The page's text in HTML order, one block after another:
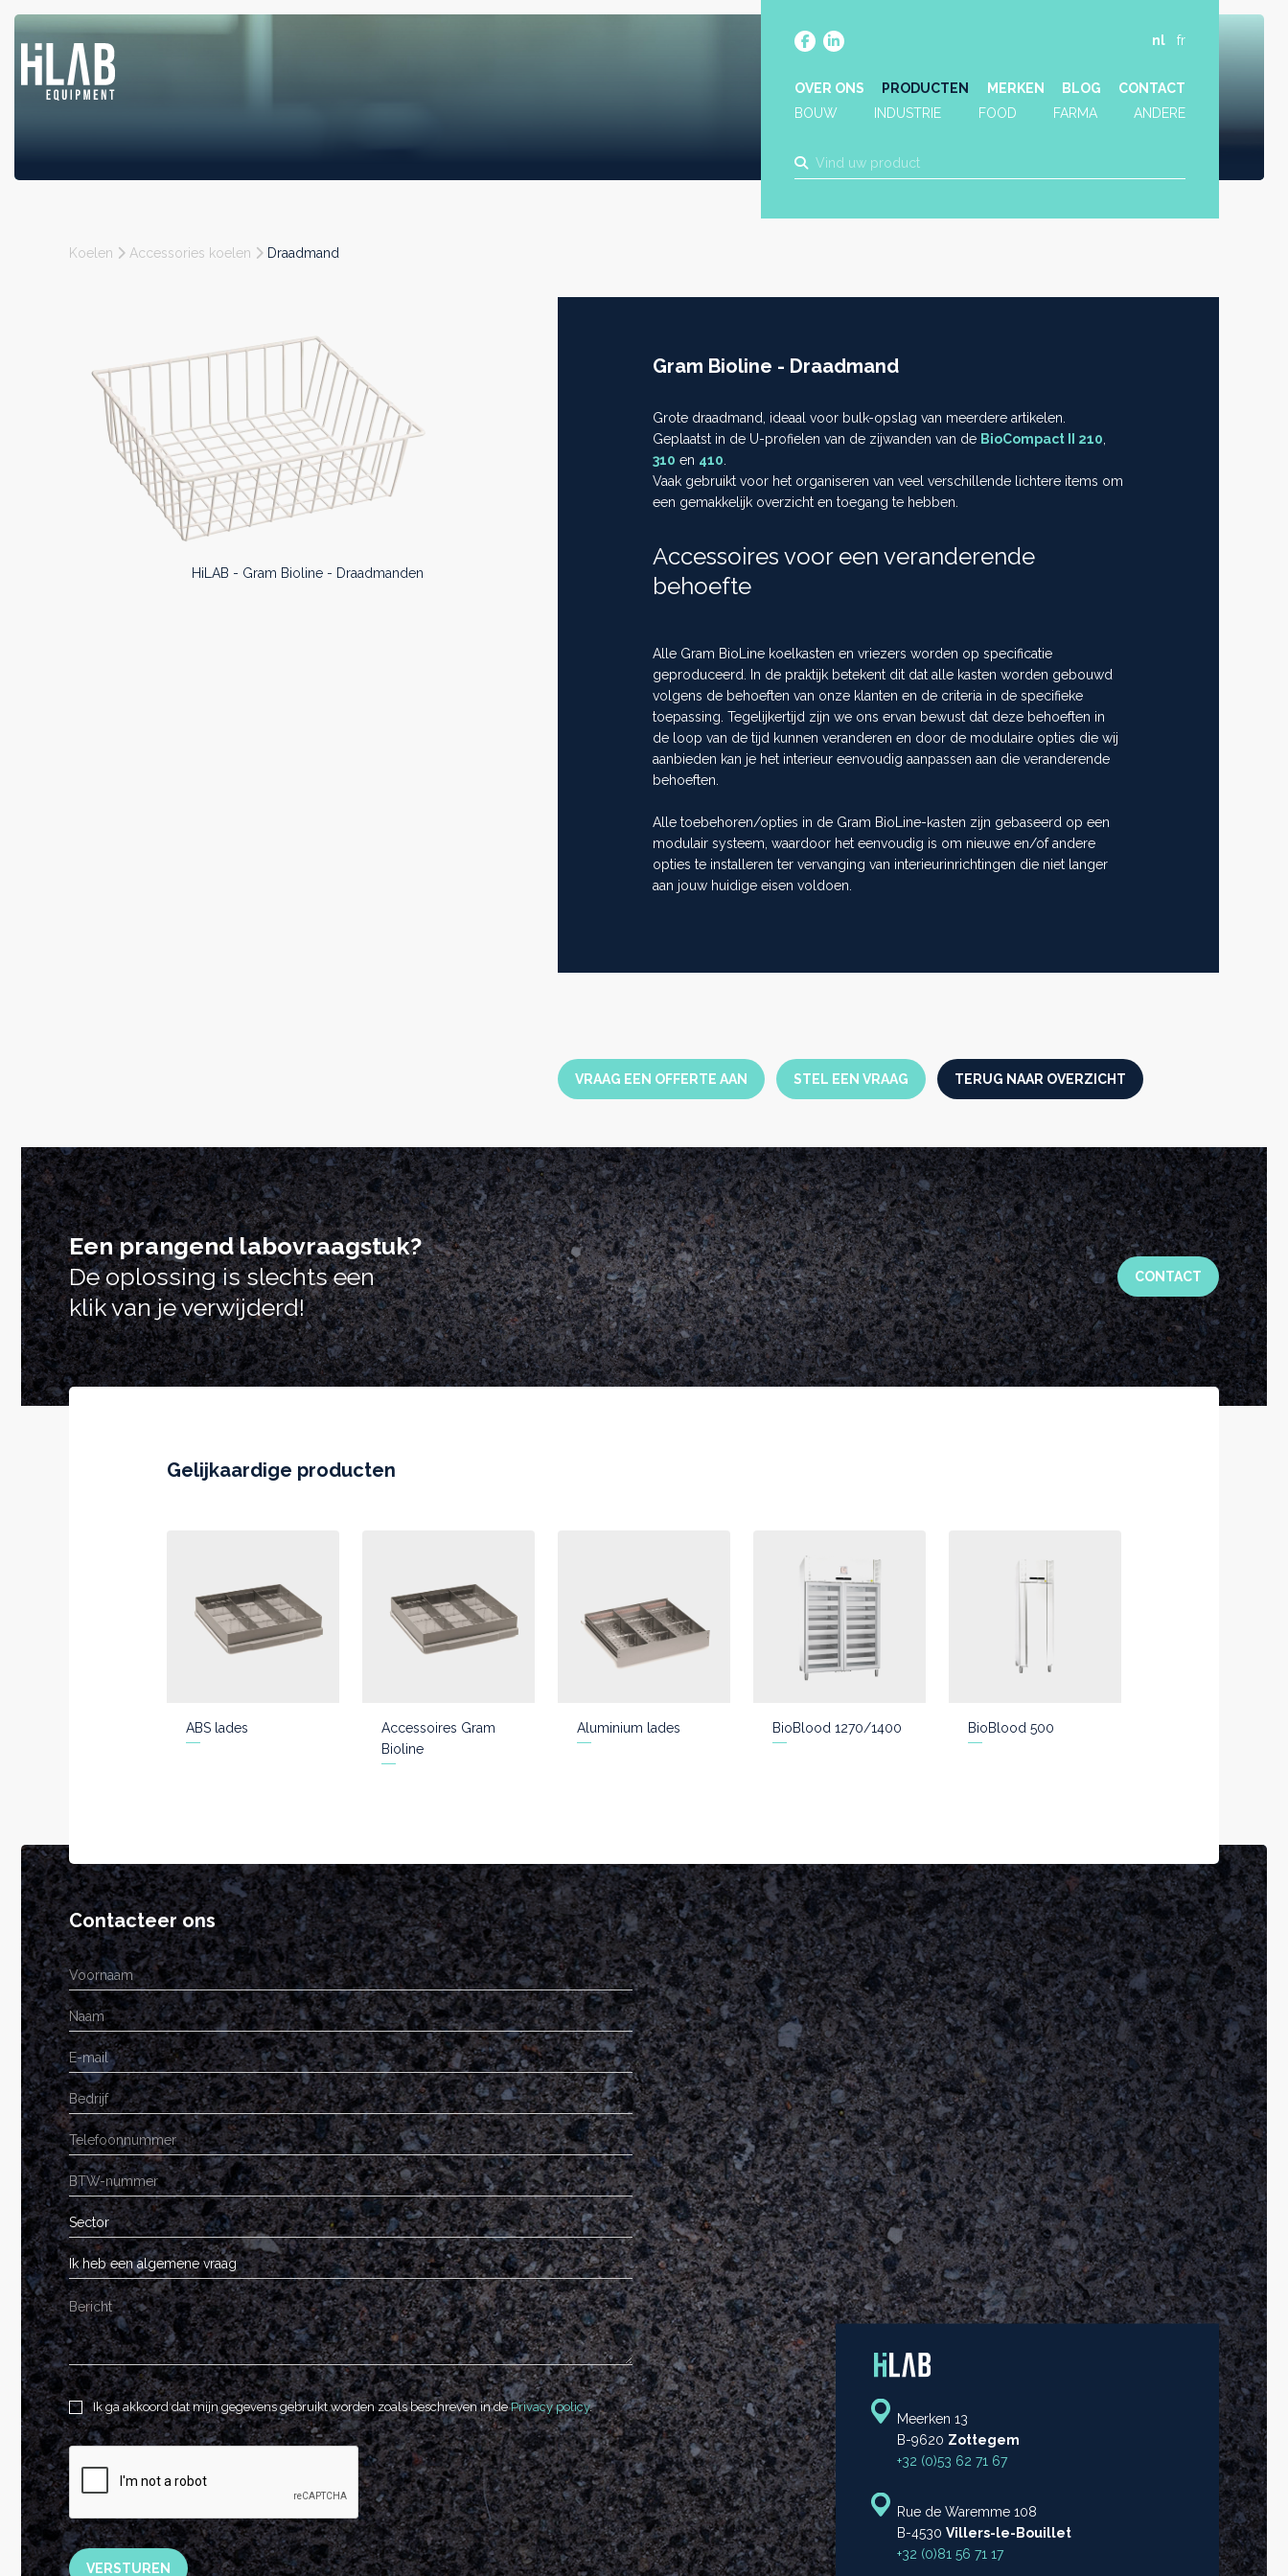
nl fr
OVER ONS PRODUCTEN MERKEN BLOG
CONTACT
BOUW
INDUSTRIE FOOD FARMA ANDERE
Koelen Accessories koelen Draadmand
HiLAB - Gram Bioline - Draadmanden
Gram Bioline - Draadmand
Grote draadmand, ideaal voor bulk-opslag van meerdere artikelen.
Geplaatst in de U-profielen van de zijwanden van de BioCompact II 210
310 en 410
Vaak gebruikt voor het organiseren van veel verschillende lichtere items om
een gemakkelijk overzicht en toegang te hebben.
Accessoires voor een veranderende
behoefte
Alle Gram BioLine koelkasten en vriezers worden op specificatie
geproduceerd. In de praktijk betekent dit dat alle kasten worden gebouwd
volgens de behoeften van onze klanten en de criteria in de specifieke
toepassing. Tegelijkertijd zijn we ons ervan bewust dat deze behoeften in
de loop van de tijd kunnen veranderen en door de modulaire opties die wij
aanbieden kan je het interieur eenvoudig aanpassen aan die veranderende
behoeften.
Alle toebehoren/opties in de Gram BioLine-kasten zijn gebaseerd op een
modulair systeem, waardoor het eenvoudig is om nieuwe en/of andere
opties te installeren ter vervanging van interieurinrichtingen die niet langer
aan jouw huidige eisen voldoen.
VRAAG EEN OFFERTE AAN STEL EEN VRAAG TERUG NAAR OVERZICHT
Een prangend labovraagstuk?
De oplossing is slechts een
klik van je verwijderd!
CONTACT
Gelijkaardige producten
ABS lades
Accessoires Gram
Bioline
Aluminium lades BioBlood 1270/1400 BioBlood 500
Contacteer ons
Sector
Ik heb een algemene vraag
Ik ga akkoord dat mijn gegevens gebruikt worden zoals beschreven in dePrivacy policy.
VERSTUREN
Meerken 13
B-9620 Zottegem
+32 (0)53 62 71 67
Rue de Waremme 108
B-4530 Villers-le-Bouillet
+32 (0)81 56 71 17